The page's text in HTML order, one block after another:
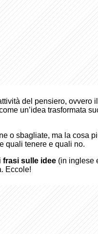
del pensiero, ovvero
un’idea trasformata
o sbagliate, ma la cosa
quali tenere e quali no.
frasi sulle idee (in inglese
Eccole!